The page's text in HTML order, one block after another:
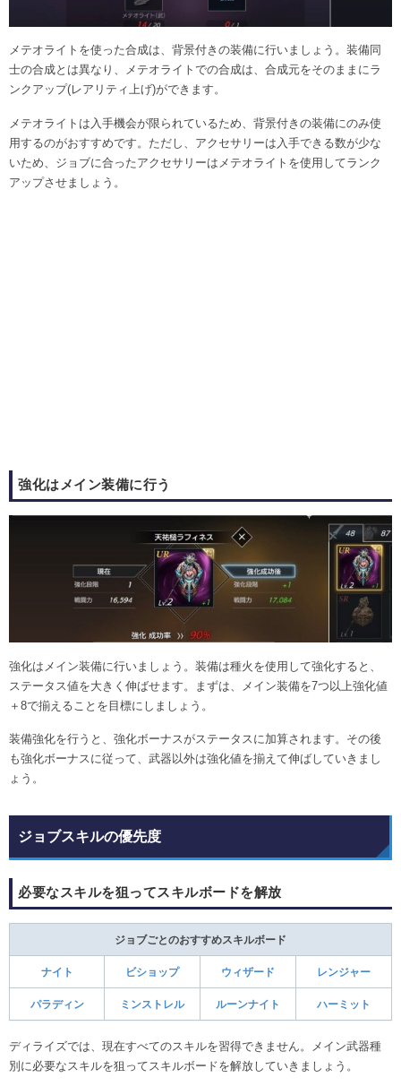
メテオライトを使った合成は、背景付きの装備に行いましょう。装備同
士の合成とは異なり、メテオライトでの合成は、合成元をそのままにラ
ンクアップ(レアリティ上げ)ができます。
メテオライトは入手機会が限られているため、背景付きの装備にのみ使
用するのがおすすめです。ただし、アクセサリーは入手できる数が少な
いため、ジョブに合ったアクセサリーはメテオライトを使用してランク
アップさせましょう。
強化はメイン装備に行う
強化はメイン装備に行いましょう。装備は種火を使用して強化すると、
ステータス値を大きく伸ばせます。まずは、メイン装備を7つ以上強化値
＋8で揃えることを目標にしましょう。
装備強化を行うと、強化ボーナスがステータスに加算されます。その後
も強化ボーナスに従って、武器以外は強化値を揃えて伸ばしていきまし
ょう。
ジョブスキルの優先度
必要なスキルを狙ってスキルボードを解放
ジョブごとのおすすめスキルボード
ナイト ビショップ ウィザード レンジャー
パラディン ミンストレル ルーンナイト ハーミット
ディライズでは、現在すべてのスキルを習得できません。メイン武器種
別に必要なスキルを狙ってスキルボードを解放していきましょう。